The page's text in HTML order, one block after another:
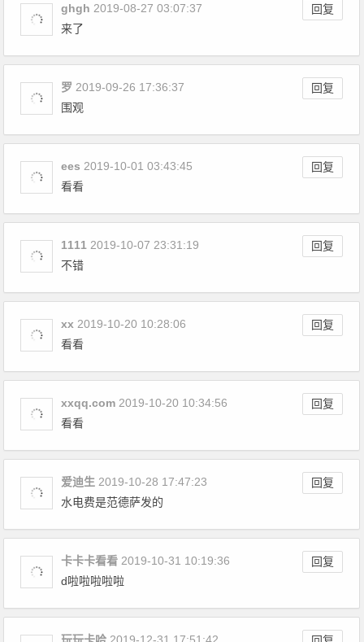
ghgh 回复
2019-08-27 03:07:37
来了
罗 回复
2019-09-26 17:36:37
围观
ees 回复
2019-10-01 03:43:45
看看
1111 回复
2019-10-07 23:31:19
不错
xx 回复
2019-10-20 10:28:06
看看
xxqq.com 回复
2019-10-20 10:34:56
看看
爱迪生 回复
2019-10-28 17:47:23
水电费是范德萨发的
卡卡卡看看 回复
2019-10-31 10:19:36
d啦啦啦啦啦
玩玩卡哈 2019-12-31 17:51:42